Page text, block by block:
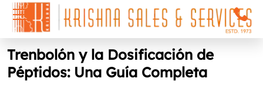
Trenbolón y la Dosificación de
Péptidos: Una Guía Completa